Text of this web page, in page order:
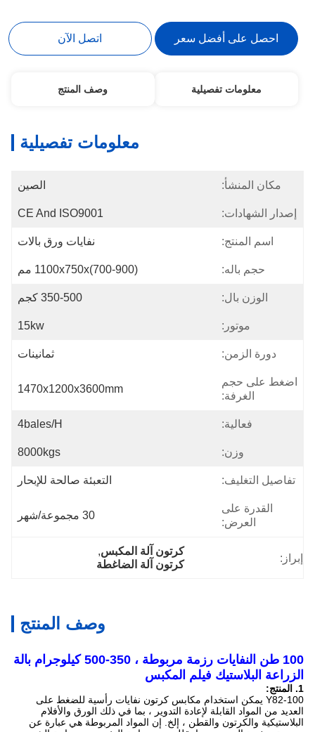
احصل على أفضل سعر اتصل الآن
معلومات تفصيلية وصف المنتج
معلومات تفصيلية
مكان المنشأ: الصين
إصدار الشهادات: CE And ISO9001
اسم المنتج: نفايات ورق بالات
حجم باله: 1100x750x(700-900) مم
الوزن بال: 350-500 كجم
موتور: 15kw
دورة الزمن: ثمانينات
اضغط على حجم
الغرفة:
1470x1200x3600mm
فعالية: 4bales/h
وزن: 8000kgs
تفاصيل التغليف: التعبئة صالحة للإبحار
القدرة على
العرض:
30 مجموعة/شهر
إبراز:
كرتون آلة المكبس ,
كرتون آلة الضاغطة
وصف المنتج
100 طن النفايات رزمة مربوطة ، 350-500 كيلوجرام بالة
الزراعة البلاستيك فيلم المكبس
1. المنتج:
Y82-100 يمكن استخدام مكابس كرتون نفايات رأسية للضغط على
العديد من المواد القابلة لإعادة التدوير ، بما في ذلك الورق والأفلام
البلاستيكية والكرتون والقطن ، إلخ. إن المواد المربوطة هي عبارة عن